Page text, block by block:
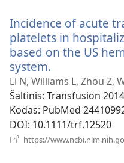
Incidence of acute
platelets in
based on the US
system.
naujas
langas)
Li N, Williams L, Zhou Z,
Šaltinis‎: Transfusion
Kodas‎: PubMed
DOI‎: 10.1111/trf.12520
https://